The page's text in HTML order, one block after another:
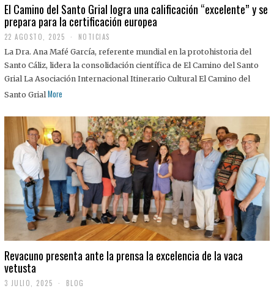
El Camino del Santo Grial logra una calificación “excelente” y se
prepara para la certificación europea
22 AGOSTO, 2025
2
A
G
O
S
2
5
NOTICIAS
La Dra. Ana Mafé García, referente mundial en la protohistoria del
Santo Cáliz, lidera la consolidación científica de El Camino del Santo
Grial La Asociación Internacional Itinerario Cultural El Camino del
Santo Grial More
Revacuno presenta ante la prensa la excelencia de la vaca
vetusta
3 JULIO, 2025 BLOG